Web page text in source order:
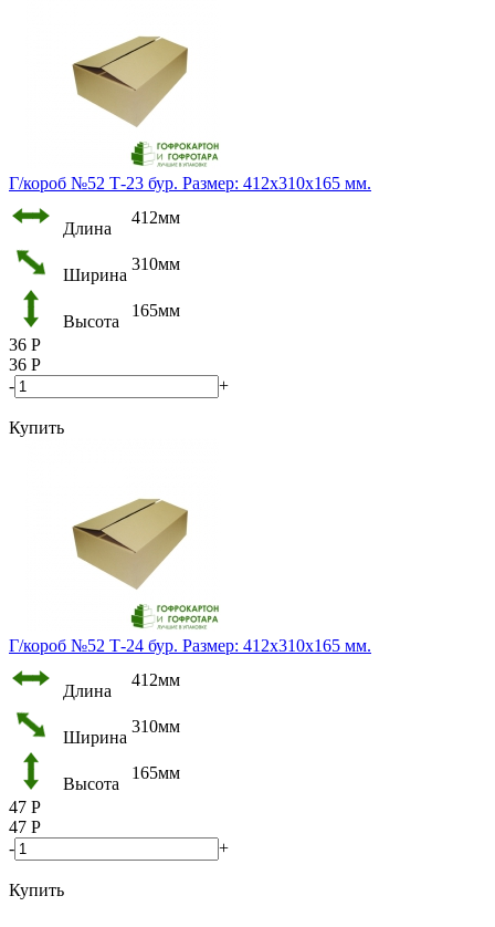
Г/короб №52 Т-23 бур. Размер: 412х310х165 мм.
Длина
412мм
Ширина
310мм
Высота
165мм
36 Р
36 Р
-
+
Купить
Г/короб №52 Т-24 бур. Размер: 412х310х165 мм.
Длина
412мм
Ширина
310мм
Высота
165мм
47 Р
47 Р
-
+
Купить